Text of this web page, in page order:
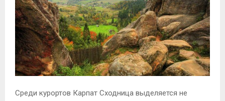
Среди курортов Карпат Сходница выделяется не